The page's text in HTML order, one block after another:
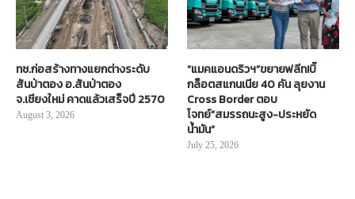
ทช.ก่อสร้างทางแยกต่างระดับ
สันป่าตอง อ.สันป่าตอง
จ.เชียงใหม่ คาดแล้วเสร็จปี 2570
August 3, 2026
“แมคแอนดริวฯ”ขยายฟลีท!บิ๊
กล็อตสแกนเนีย 40 คัน ลุยงาน
Cross Border ตอบ
โจทย์“สมรรถนะสูง-ประหยัด
น้ำมัน”
July 25, 2026